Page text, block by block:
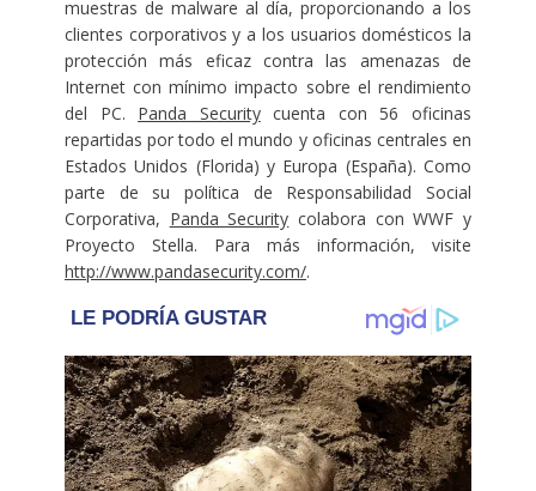
muestras de malware al día, proporcionando a los
clientes corporativos y a los usuarios domésticos la
protección más eficaz contra las amenazas de
Internet con mínimo impacto sobre el rendimiento
del PC. Panda Securitycuenta con 56 oficinas
repartidas por todo el mundo y oficinas centrales en
Estados Unidos (Florida) y Europa (España). Como
parte de su política de Responsabilidad Social
Corporativa, Panda Security colabora con WWF y
Proyecto Stella. Para más información, visite
http://www.pandasecurity.com/.